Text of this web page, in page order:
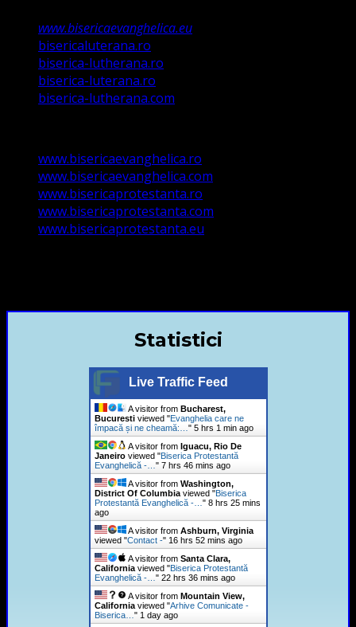
www.bisericaevanghelica.eu
bisericaluterana.ro
biserica-lutherana.ro
biserica-luterana.ro
biserica-lutherana.com
www.bisericaevanghelica.ro
www.bisericaevanghelica.com
www.bisericaprotestanta.ro
www.bisericaprotestanta.com
www.bisericaprotestanta.eu
Statistici
Live Traffic Feed
A visitor from Bucharest,
Bucurestiviewed "Evanghelia care ne
împacă și ne cheamă:… " 5 hrs 1 min ago
A visitor from Iguacu, Rio De
Janeiroviewed "Biserica Protestantă
Evanghelică -… " 7 hrs 46 mins ago
A visitor from Washington,
District Of Columbiaviewed "Biserica
Protestantă Evanghelică -… " 8 hrs 25 mins
ago
A visitor from Ashburn, Virginia
viewed "Contact -" 16 hrs 52 mins ago
A visitor from Santa Clara,
Californiaviewed "Biserica Protestantă
Evanghelică -… " 22 hrs 36 mins ago
A visitor from Mountain View,
Californiaviewed "Arhive Comunicate -
Biserica… " 1 day ago